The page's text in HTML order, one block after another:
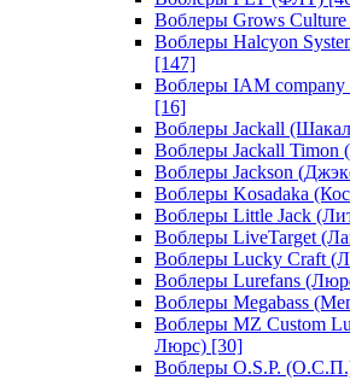
Воблеры Grows Culture
Воблеры Halcyon
[147]
Воблеры IAM
[16]
Воблеры Jackall
Воблеры Jackall
Воблеры Jackson
Воблеры Kosadaka
Воблеры Little Jack
Воблеры LiveTarget
Воблеры Lucky Craft
Воблеры Lurefans
Воблеры Megabass
Воблеры MZ Custom
Люрс) [30]
Воблеры O.S.P.